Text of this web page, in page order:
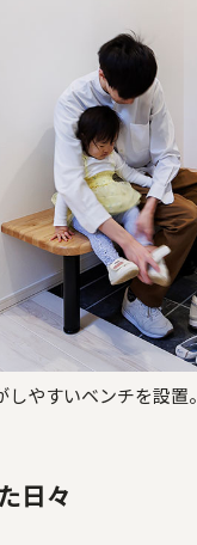
やすいベンチを設置。
日々